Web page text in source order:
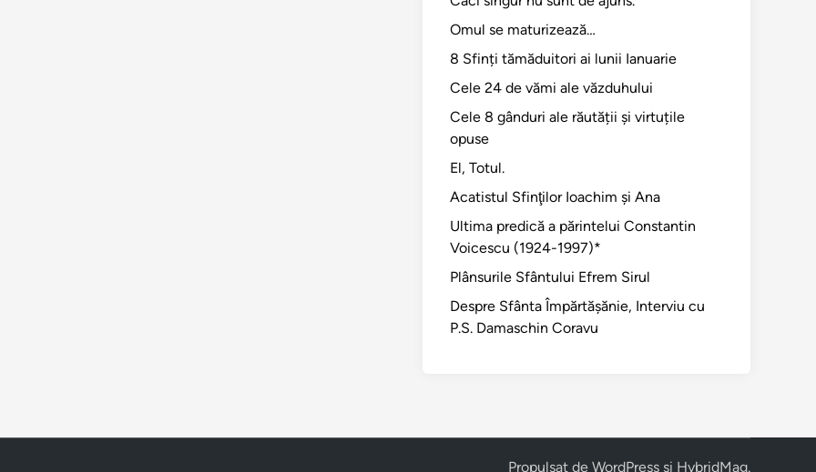
Omul se maturizează…
8 Sfinți tămăduitori ai lunii Ianuarie
Cele 24 de vămi ale văzduhului
Cele 8 gânduri ale răutății și virtuțile
opuse
El, Totul.
Acatistul Sfinţilor Ioachim şi Ana
Ultima predică a părintelui Constantin
Voicescu (1924-1997)*
Plânsurile Sfântului Efrem Sirul
Despre Sfânta Împărtăşănie, Interviu cu
P.S. Damaschin Coravu
Propulsat de WordPress și HybridMag.